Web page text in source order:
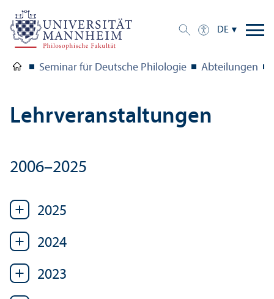
DE
Seminar für Deutsche Philologie Abteilungen
Lehr­veranstaltungen
2006–2025
2025
2024
2023